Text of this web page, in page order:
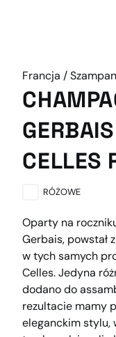
Francja /
CELLES
RÓŻOWE
Oparty na
Gerbais, powstał
w tych samych
Celles. Jedyna
dodano do
rezultacie mamy
eleganckim stylu,